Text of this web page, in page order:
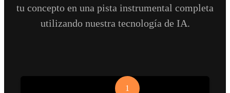
tu concepto en una pista instrumental completa
utilizando nuestra tecnología de IA.
1